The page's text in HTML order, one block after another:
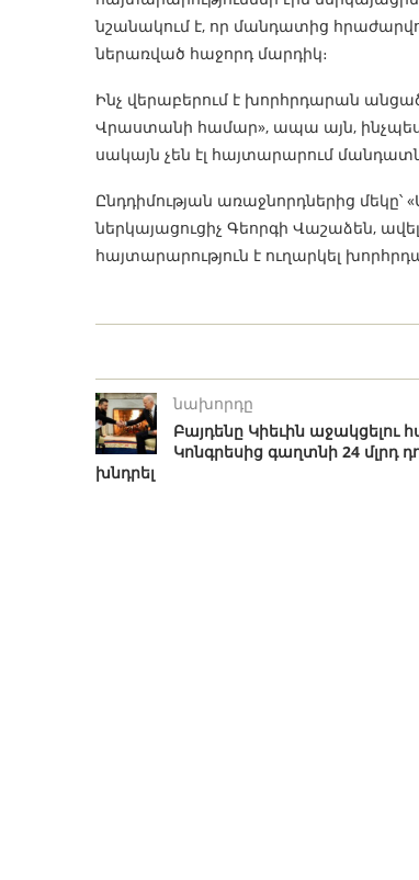
նշանակում է, որ մանդատից
ներառված հաջորդ մարդիկ։
Ինչ վերաբերում է խորհրդարան
Վրաստանի համար», ապա այն, ինչպես
սակայն չեն էլ հայտարարում
Ընդդիմության առաջնորդներից մեկը՝
ներկայացուցիչ Գեորգի Վաշաձեն,
հայտարարություն է ուղարկել
նախորդը
Բայդենը Կիեւին աջակցելու
Կոնգրեսից գաղտնի 24 մլրդ
խնդրել